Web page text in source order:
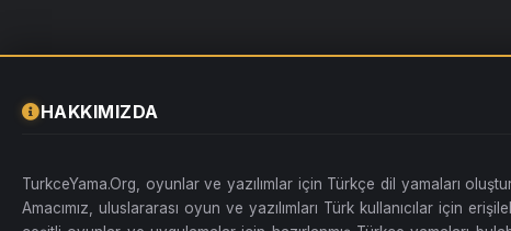
HAKKIMIZDA
TurkceYama.Org, oyunlar ve yazılımlar için Türkçe dil yamaları
Amacımız, uluslararası oyun ve yazılımları Türk kullanıcılar için